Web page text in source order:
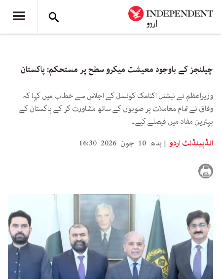
چیلنجز کے باوجود معیشت میکرو سطح پر مستحکم: پاکستان
وزیراعظم نے نیشنل اکنامک کونسل کے اجلاس سے خطاب میں کہا کہ
وفاق نے تمام معاملات پر صوبوں کے ساتھ مشاورت کر کے پاکستان کے
بہترین مفاد میں فیصلے کیے۔
انڈپینڈنٹ اردو
بدھ 10 جون 2026 16:30